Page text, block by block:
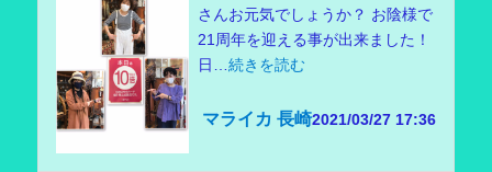
さんお元気でしょうか？ お陰様で
21周年を迎える事が出来ました！
日…続きを読む
マライカ 長崎2021/03/27 17:36